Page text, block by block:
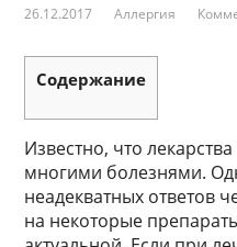
26.12.2017 Аллергия
Содержание
Известно, что
многими болезнями.
неадекватных ответов
на некоторые